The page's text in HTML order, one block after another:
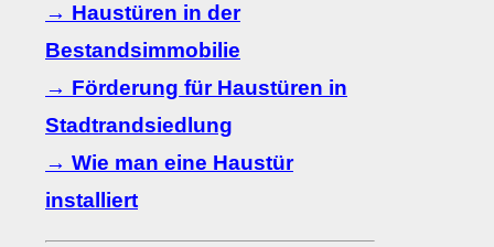
→ Haustüren in der
Bestandsimmobilie
→ Förderung für Haustüren in
Stadtrandsiedlung
→ Wie man eine Haustür
installiert